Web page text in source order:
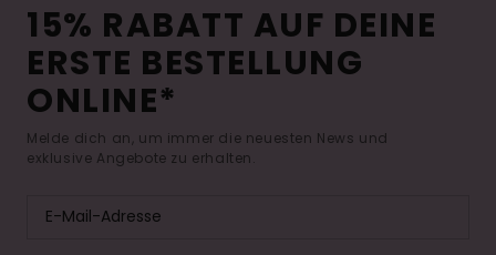
15% RABATT AUF DEINE
ERSTE BESTELLUNG
ONLINE*
Melde dich an, um immer die neuesten News und
exklusive Angebote zu erhalten.